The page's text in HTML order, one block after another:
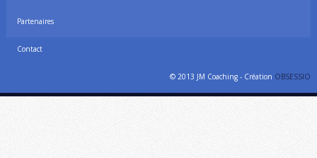
Partenaires
Contact
© 2013 JM Coaching - Création OBSESSIO